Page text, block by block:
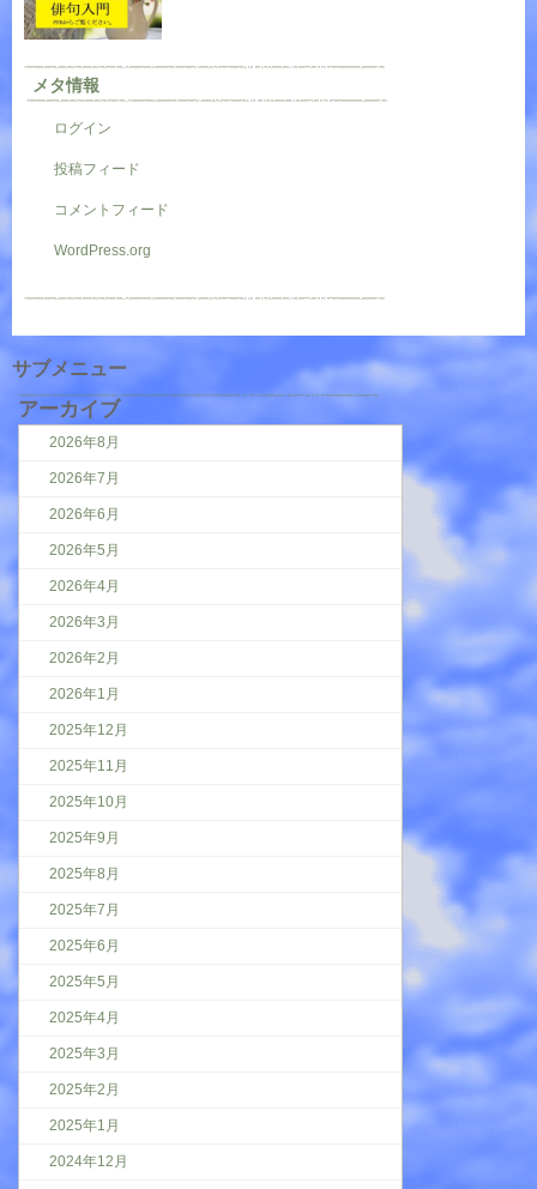
メタ情報
ログイン
投稿フィード
コメントフィード
WordPress.org
サブメニュー
アーカイブ
2026年8月
2026年7月
2026年6月
2026年5月
2026年4月
2026年3月
2026年2月
2026年1月
2025年12月
2025年11月
2025年10月
2025年9月
2025年8月
2025年7月
2025年6月
2025年5月
2025年4月
2025年3月
2025年2月
2025年1月
2024年12月